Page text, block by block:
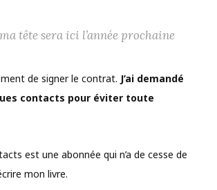
tête sera ici l’année prochaine
de signer le contrat. J’ai demandé
contacts pour éviter toute
est une abonnée qui n’a de cesse de
mon livre.